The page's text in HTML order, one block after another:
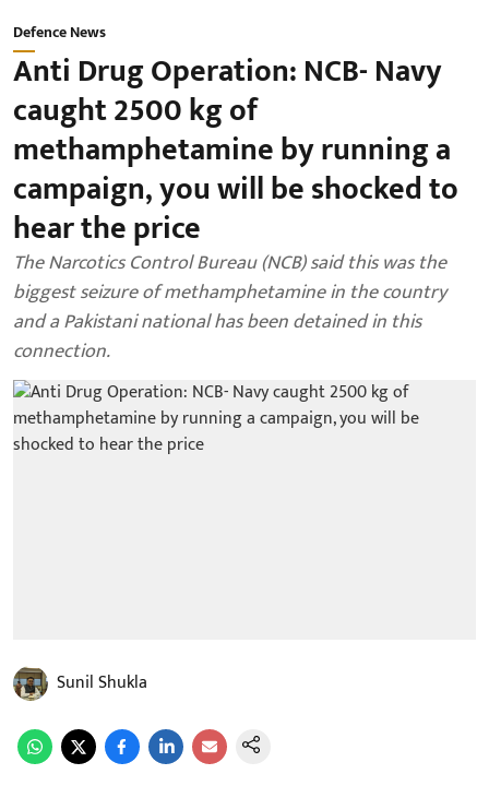
Defence News
Anti Drug Operation: NCB- Navy
caught 2500 kg of
methamphetamine by running a
campaign, you will be shocked to
hear the price
The Narcotics Control Bureau (NCB) said this was the
biggest seizure of methamphetamine in the country
and a Pakistani national has been detained in this
connection.
Sunil Shukla